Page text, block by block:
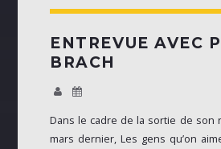
ENTREVUE AVEC
BRACH
Dans le cadre de la sortie de son
mars dernier, Les gens qu’on